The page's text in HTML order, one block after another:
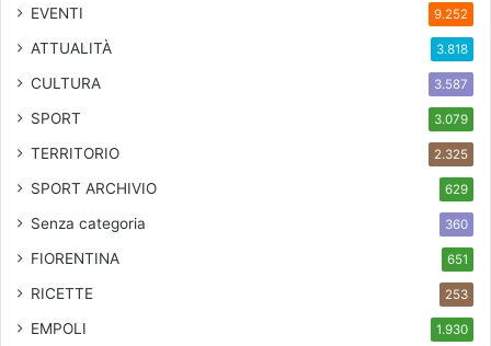
EVENTI 9.252
ATTUALITÀ 3.818
CULTURA 3.587
SPORT 3.079
TERRITORIO 2.325
SPORT ARCHIVIO 629
Senza categoria 360
FIORENTINA 651
RICETTE 253
EMPOLI 1.930